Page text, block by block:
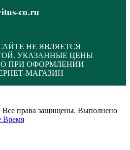
co.ru
НЕ ЯВЛЯЕТСЯ
УКАЗАННЫЕ ЦЕНЫ
ПРИ ОФОРМЛЕНИИ
МАГАЗИН
Все права защищены. Выполнено
Время